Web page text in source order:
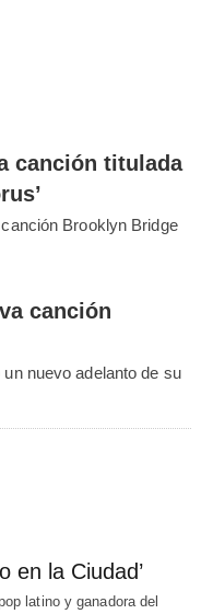
canción titulada
Brooklyn Bridge
canción
nuevo adelanto de su
en la Ciudad’
latino y ganadora del